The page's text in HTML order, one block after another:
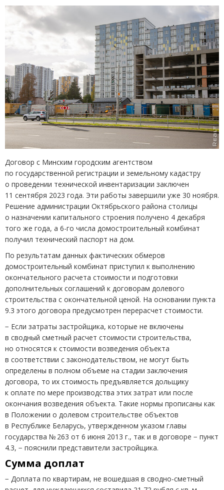
Договор с Минским городским агентством
по государственной регистрации и земельному кадастру
о проведении технической инвентаризации заключен
11 сентября 2023 года. Эти работы завершили уже 30 ноября.
Решение администрации Октябрьского района столицы
о назначении капитального строения получено 4 декабря
того же года, а 6-го числа домостроительный комбинат
получил технический паспорт на дом.
По результатам данных фактических обмеров
домостроительный комбинат приступил к выполнению
окончательного расчета стоимости и подготовки
дополнительных соглашений к договорам долевого
строительства с окончательной ценой. На основании пункта
9.3 этого договора предусмотрен перерасчет стоимости.
− Если затраты застройщика, которые не включены
в сводный сметный расчет стоимости строительства,
но относятся к стоимости возведения объекта
в соответствии с законодательством, не могут быть
определены в полном объеме на стадии заключения
договора, то их стоимость предъявляется дольщику
к оплате по мере производства этих затрат или после
окончания возведения объекта. Такие нормы прописаны как
в Положении о долевом строительстве объектов
в Республике Беларусь, утвержденном указом главы
государства № 263 от 6 июня 2013 г., так и в договоре − пункт
4.3, − пояснили представители застройщика.
Сумма доплат
− Доплата по квартирам, не вошедшая в сводно-сметный